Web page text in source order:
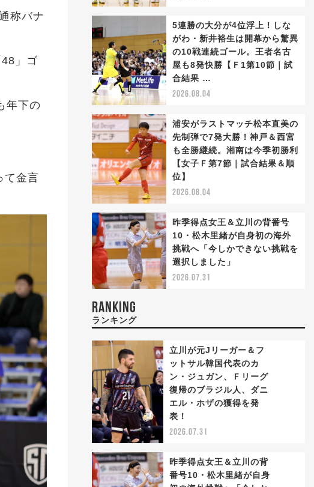
称バナ
」ゴ
年下の
て金言
5連勝の大分が4位浮上！しな
がわ・新井裕生は開幕から驚異
の10戦連続ゴール。王者名古
屋も8発快勝【Ｆ1第10節｜試
合結果 …
2026.08.04
浦安がラストマッチ松本直美の
先制弾で7発大勝！神戸＆西宮
も全勝継続。湘南は今季初勝利
【女子Ｆ第7節｜試合結果＆順
位】
2026.08.04
昨季得点女王＆立川の背番号
10・松木里緒が自身初の海外
挑戦へ「今しかできない挑戦を
選択しました」
2026.07.31
RANKING
ランキング
立川が元Jリーガー＆フ
ットサル韓国代表のカ
ン・ジュガン、Ｆリーグ
復帰のブラジル人、ダニ
エル・ホザの獲得を発
表！
2026.07.31
昨季得点女王＆立川の背
番号10・松木里緒が自身